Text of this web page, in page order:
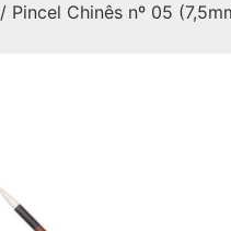
/ Pincel Chinês nº 05